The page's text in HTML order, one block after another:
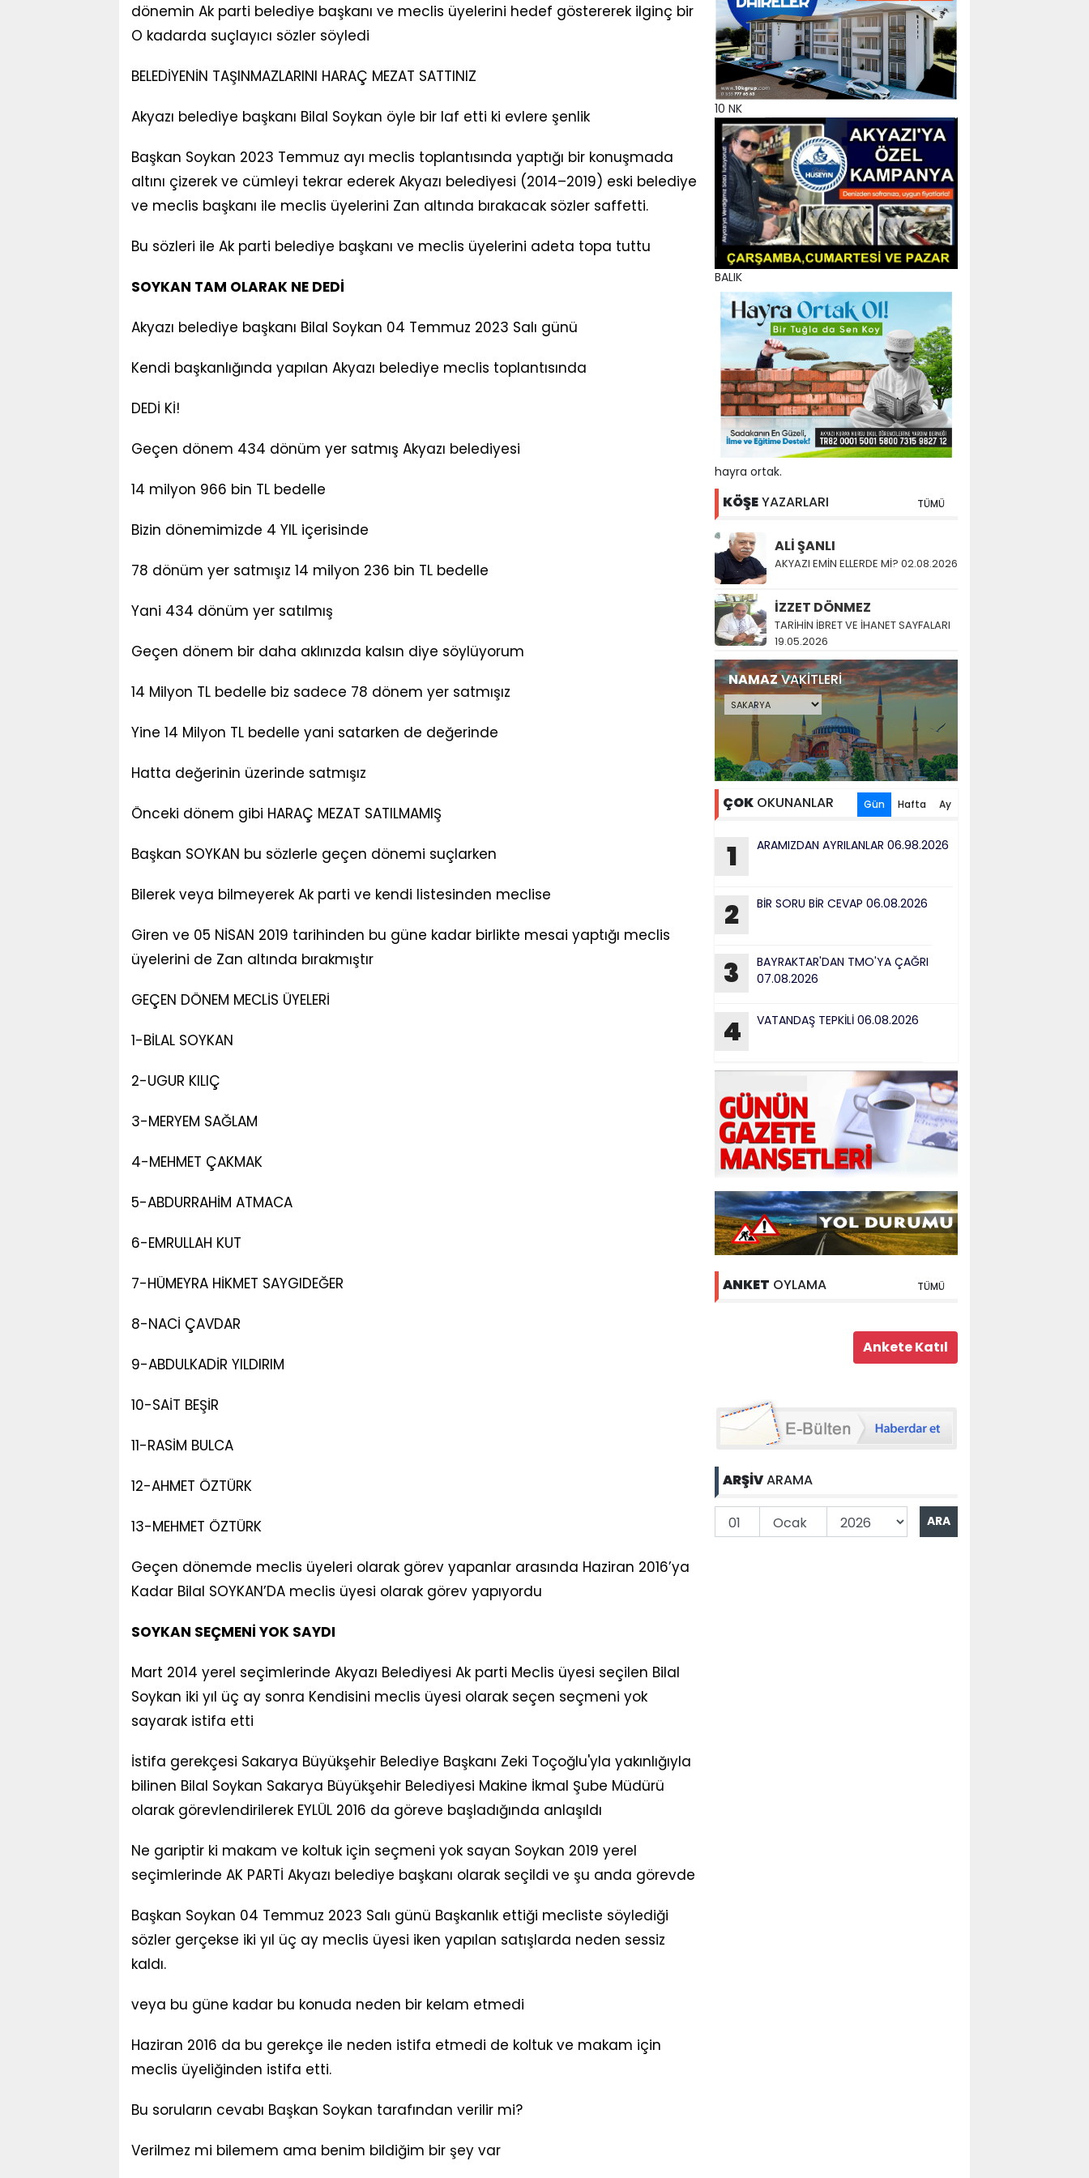
dönemin Ak parti belediye başkanı ve meclis üyelerini hedef göstererek ilginç bir
O kadarda suçlayıcı sözler söyledi
BELEDİYENİN TAŞINMAZLARINI HARAÇ MEZAT SATTINIZ
Akyazı belediye başkanı Bilal Soykan öyle bir laf etti ki evlere şenlik
Başkan Soykan 2023 Temmuz ayı meclis toplantısında yaptığı bir konuşmada
altını çizerek ve cümleyi tekrar ederek Akyazı belediyesi (2014–2019) eski belediye
ve meclis başkanı ile meclis üyelerini Zan altında bırakacak sözler saffetti.
Bu sözleri ile Ak parti belediye başkanı ve meclis üyelerini adeta topa tuttu
SOYKAN TAM OLARAK NE DEDİ
Akyazı belediye başkanı Bilal Soykan 04 Temmuz 2023 Salı günü
Kendi başkanlığında yapılan Akyazı belediye meclis toplantısında
DEDİ Kİ!
Geçen dönem 434 dönüm yer satmış Akyazı belediyesi
14 milyon 966 bin TL bedelle
Bizin dönemimizde 4 YIL içerisinde
78 dönüm yer satmışız 14 milyon 236 bin TL bedelle
Yani 434 dönüm yer satılmış
Geçen dönem bir daha aklınızda kalsın diye söylüyorum
14 Milyon TL bedelle biz sadece 78 dönem yer satmışız
Yine 14 Milyon TL bedelle yani satarken de değerinde
Hatta değerinin üzerinde satmışız
Önceki dönem gibi HARAÇ MEZAT SATILMAMIŞ
Başkan SOYKAN bu sözlerle geçen dönemi suçlarken
Bilerek veya bilmeyerek Ak parti ve kendi listesinden meclise
Giren ve 05 NİSAN 2019 tarihinden bu güne kadar birlikte mesai yaptığı meclis
üyelerini de Zan altında bırakmıştır
GEÇEN DÖNEM MECLİS ÜYELERİ
1-BİLAL SOYKAN
2-UGUR KILIÇ
3-MERYEM SAĞLAM
4-MEHMET ÇAKMAK
5-ABDURRAHİM ATMACA
6-EMRULLAH KUT
7-HÜMEYRA HİKMET SAYGIDEĞER
8-NACİ ÇAVDAR
9-ABDULKADİR YILDIRIM
10-SAİT BEŞİR
11-RASİM BULCA
12-AHMET ÖZTÜRK
13-MEHMET ÖZTÜRK
Geçen dönemde meclis üyeleri olarak görev yapanlar arasında Haziran 2016’ya
Kadar Bilal SOYKAN’DA meclis üyesi olarak görev yapıyordu
SOYKAN SEÇMENİ YOK SAYDI
Mart 2014 yerel seçimlerinde Akyazı Belediyesi Ak parti Meclis üyesi seçilen Bilal
Soykan iki yıl üç ay sonra Kendisini meclis üyesi olarak seçen seçmeni yok
sayarak istifa etti
İstifa gerekçesi Sakarya Büyükşehir Belediye Başkanı Zeki Toçoğlu'yla yakınlığıyla
bilinen Bilal Soykan Sakarya Büyükşehir Belediyesi Makine İkmal Şube Müdürü
olarak görevlendirilerek EYLÜL 2016 da göreve başladığında anlaşıldı
Ne gariptir ki makam ve koltuk için seçmeni yok sayan Soykan 2019 yerel
seçimlerinde AK PARTİ Akyazı belediye başkanı olarak seçildi ve şu anda görevde
Başkan Soykan 04 Temmuz 2023 Salı günü Başkanlık ettiği mecliste söylediği
sözler gerçekse iki yıl üç ay meclis üyesi iken yapılan satışlarda neden sessiz
kaldı.
veya bu güne kadar bu konuda neden bir kelam etmedi
Haziran 2016 da bu gerekçe ile neden istifa etmedi de koltuk ve makam için
meclis üyeliğinden istifa etti.
Bu soruların cevabı Başkan Soykan tarafından verilir mi?
Verilmez mi bilemem ama benim bildiğim bir şey var
10 NK
BALIK
hayra ortak.
KÖŞEYAZARLARI TÜMÜ
ALİ ŞANLI
AKYAZI EMİN ELLERDE Mİ? 02.08.2026
İZZET DÖNMEZ
TARİHİN İBRET VE İHANET SAYFALARI
19.05.2026
NAMAZVAKİTLERİ
ÇOK OKUNANLAR Gün Hafta Ay
1 ARAMIZDAN AYRILANLAR 06.98.2026
2 BİR SORU BİR CEVAP 06.08.2026
3
BAYRAKTAR'DAN TMO'YA ÇAĞRI
07.08.2026
4 VATANDAŞ TEPKİLİ 06.08.2026
ANKET OYLAMA TÜMÜ
ARŞİVARAMA